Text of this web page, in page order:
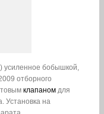
усиленное бобышкой,
отборного
клапаном для
Установка на